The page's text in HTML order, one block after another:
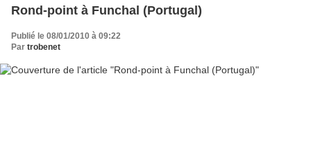
Rond-point à Funchal (Portugal)
Publié le 08/01/2010 à 09:22
Par trobenet